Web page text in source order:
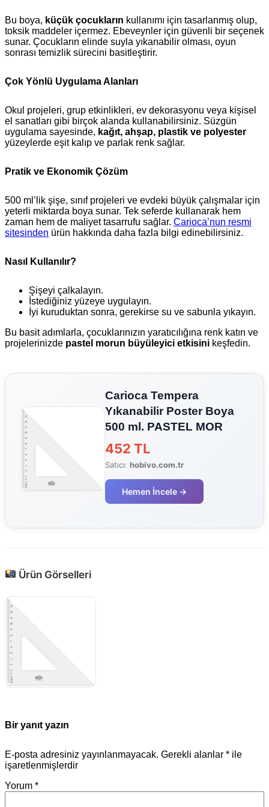
Bu boya, küçük çocukların kullanımı için tasarlanmış olup,
toksik maddeler içermez. Ebeveynler için güvenli bir seçenek
sunar. Çocukların elinde suyla yıkanabilir olması, oyun
sonrası temizlik sürecini basitleştirir.
Çok Yönlü Uygulama Alanları
Okul projeleri, grup etkinlikleri, ev dekorasyonu veya kişisel
el sanatları gibi birçok alanda kullanabilirsiniz. Süzgün
uygulama sayesinde, kağıt, ahşap, plastik ve polyester
yüzeylerde eşit kalıp ve parlak renk sağlar.
Pratik ve Ekonomik Çözüm
500 ml’lik şişe, sınıf projeleri ve evdeki büyük çalışmalar için
yeterli miktarda boya sunar. Tek seferde kullanarak hem
zaman hem de maliyet tasarrufu sağlar. Carioca’nun resmi
sitesinden ürün hakkında daha fazla bilgi edinebilirsiniz.
Nasıl Kullanılır?
Şişeyi çalkalayın.
İstediğiniz yüzeye uygulayın.
İyi kuruduktan sonra, gerekirse su ve sabunla yıkayın.
Bu basit adımlarla, çocuklarınızın yaratıcılığına renk katın ve
projelerinizde pastel morun büyüleyici etkisini keşfedin.
Carioca Tempera
Yıkanabilir Poster Boya
500 ml. PASTEL MOR
452 TL
Satıcı: hobivo.com.tr
Hemen İncele →
Ürün Görselleri
Bir yanıt yazın
E-posta adresiniz yayınlanmayacak. Gerekli alanlar * ile
işaretlenmişlerdir
Yorum *